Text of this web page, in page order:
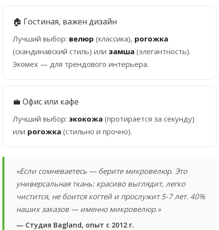
🏠 Гостиная, важен дизайн
Лучший выбор: велюр (классика), рогожка
(скандинавский стиль) или замша (элегантность).
Экомех — для трендового интерьера.
💼 Офис или кафе
Лучший выбор: экокожа (протирается за секунду)
или рогожка (стильно и прочно).
«Если сомневаетесь — берите микровелюр. Это
универсальная ткань: красиво выглядит, легко
чистится, не боится когтей и прослужит 5-7 лет. 40%
наших заказов — именно микровелюр.»
— Студия Bagland, опыт с 2012 г.